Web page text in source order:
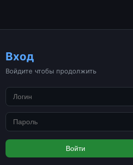
Вход
Войдите чтобы продолжить
Войти